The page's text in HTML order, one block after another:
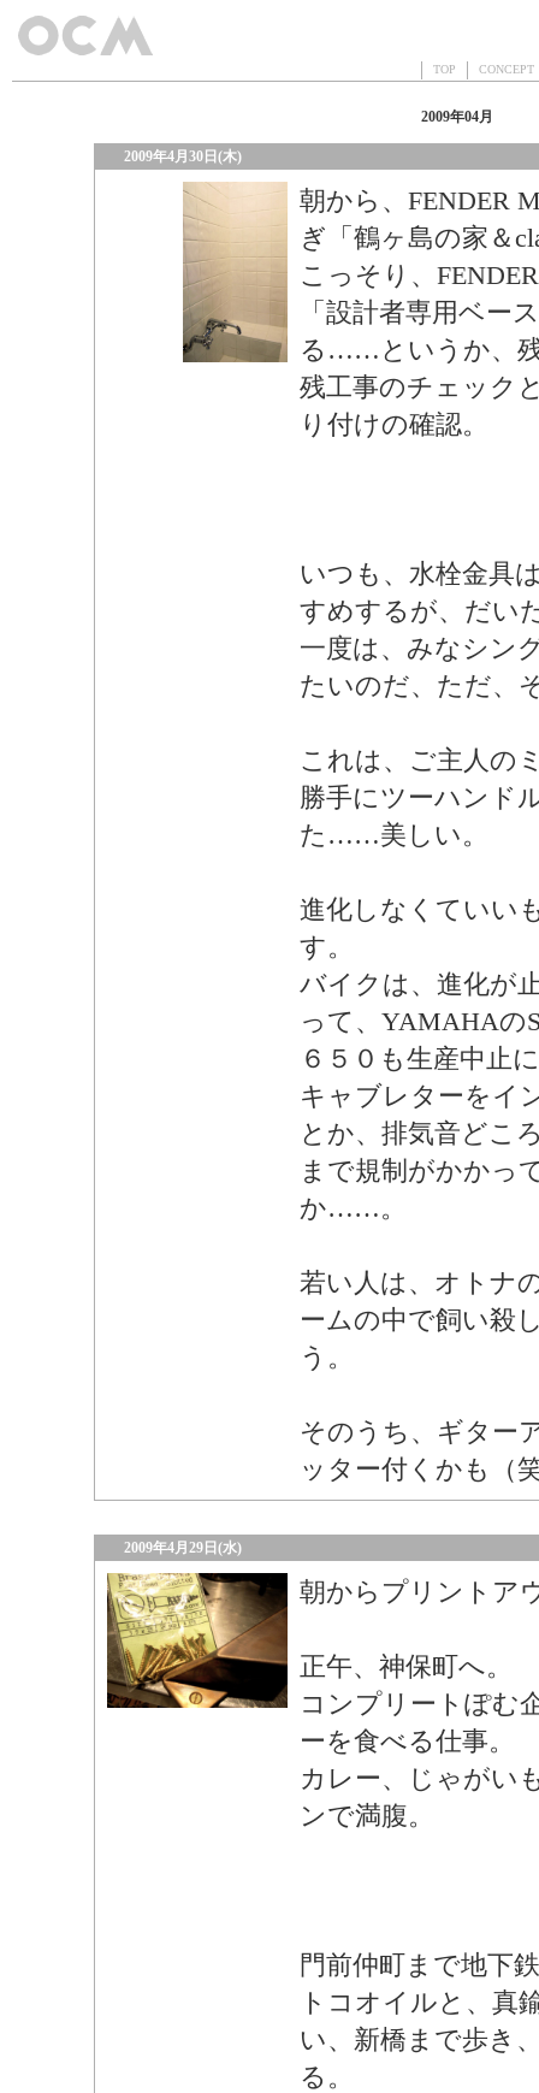
TOP
2009年04月
2009年4月30日(木)
朝から、FENDER
ぎ「鶴ヶ島の家＆
こっそり、
「設計者専用ベー
る……というか、
残工事のチェック
り付けの確認。
いつも、水栓金具
すめするが、だい
一度は、みなシン
たいのだ、ただ、
これは、ご主人
勝手にツーハンド
た……美しい。
進化しなくていい
す。
バイクは、進化が
って、YAMAHAの
６５０も生産中止
キャブレターをイ
とか、排気音どこ
まで規制がかかっ
か……。
若い人は、オトナ
ームの中で飼い殺
う。
そのうち、ギター
ッター付くかも（
2009年4月29日(水)
朝からプリントア
正午、神保町へ。
コンプリートぽむ
ーを食べる仕事。
カレー、じゃがい
ンで満腹。
門前仲町まで地下
トコオイルと、真
い、新橋まで歩き
る。